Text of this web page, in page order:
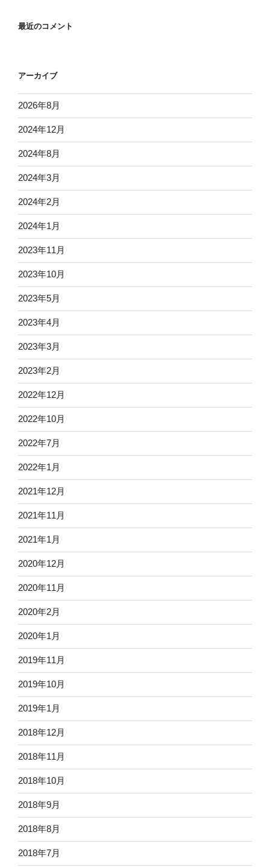
最近のコメント
アーカイブ
2026年8月
2024年12月
2024年8月
2024年3月
2024年2月
2024年1月
2023年11月
2023年10月
2023年5月
2023年4月
2023年3月
2023年2月
2022年12月
2022年10月
2022年7月
2022年1月
2021年12月
2021年11月
2021年1月
2020年12月
2020年11月
2020年2月
2020年1月
2019年11月
2019年10月
2019年1月
2018年12月
2018年11月
2018年10月
2018年9月
2018年8月
2018年7月